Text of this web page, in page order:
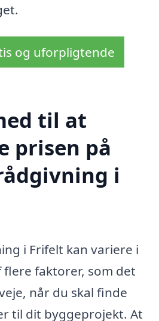
og uforpligtende
til at
prisen på
i
i Frifelt kan variere i
faktorer, som det
når du skal finde
til dit byggeprojekt. At